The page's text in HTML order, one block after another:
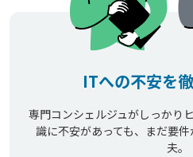
ITへの不安を
専門コンシェルジュがしっかり
識に不安があっても、まだ要
夫。